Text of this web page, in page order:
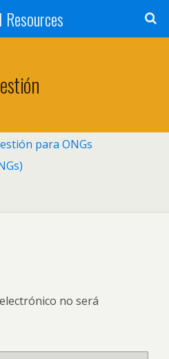
Resources
para ONGs
no será